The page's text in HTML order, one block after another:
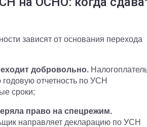
зависят от основания перехода
добровольно.
отчетность по УСН
сроки;
право на спецрежим.
направляет декларацию по УСН